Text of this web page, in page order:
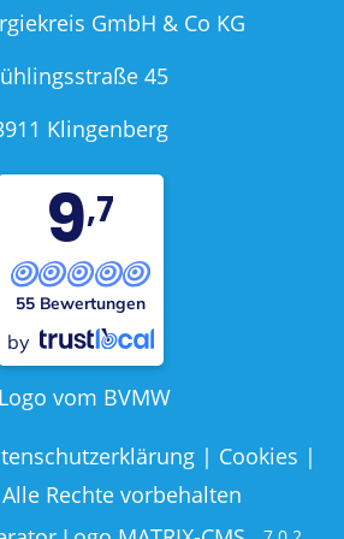
GmbH & Co KG
45
Klingenberg
9,7
55 Bewertungen
by
| Cookies |
Alle Rechte vorbehalten